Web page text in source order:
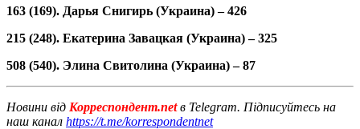
163 (169). Дарья Снигирь (Украина) – 426
215 (248). Екатерина Завацкая (Украина) – 325
508 (540). Элина Свитолина (Украина) – 87
Новини від Корреспондент.netв Telegram. Підписуйтесь на
наш канал https://t.me/korrespondentnet